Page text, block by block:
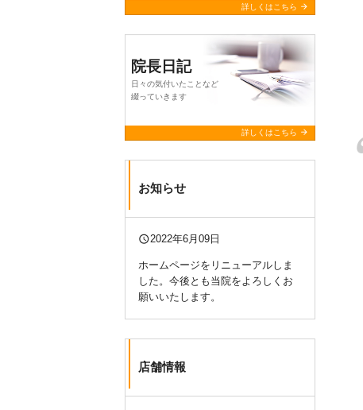
詳しくはこちら arrow_forward
院長日記
日々の気付いたことなど
綴っていきます
詳しくはこちら arrow_forward
お知らせ
query_builder2022年6月09日
ホームページをリニューアルしま
した。今後とも当院をよろしくお
願いいたします。
店舗情報